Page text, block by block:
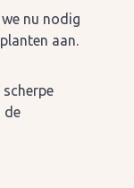
nu nodig
aan.
de